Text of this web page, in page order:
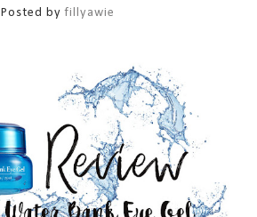
Posted byfillyawie